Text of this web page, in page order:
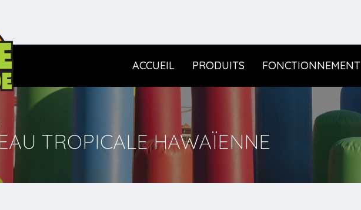
ACCUEIL PRODUITS FONCTIONNEMENT
TROPICALE HAWAÏENNE